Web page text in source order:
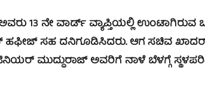
13 ನೇ ವಾರ್ಡ್ ವ್ಯಾಪ್ತಿಯಲ್ಲಿ
ಸಹ ದನಿಗೂಡಿಸಿದರು. ಆಗ ಸಚಿವ ಖಾದರ್
ಮುದ್ದುರಾಜ್ ಅವರಿಗೆ ನಾಳೆ ಬೆಳಗ್ಗೆ